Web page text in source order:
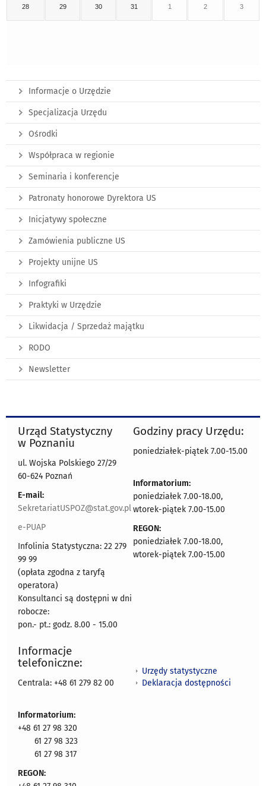
28 29 30 31 1 2 3
Informacje o Urzędzie
Specjalizacja Urzędu
Ośrodki
Współpraca w regionie
Seminaria i konferencje
Patronaty honorowe Dyrektora US
Inicjatywy społeczne
Zamówienia publiczne US
Projekty unijne US
Infografiki
Praktyki w Urzędzie
Likwidacja / Sprzedaż majątku
RODO
Newsletter
Urząd Statystyczny
w Poznaniu
ul. Wojska Polskiego 27/29
60-624 Poznań
E-mail:
SekretariatUSPOZ@stat.gov.pl
e-PUAP
Infolinia Statystyczna: 22 279
99 99
(opłata zgodna z taryfą
operatora)
Konsultanci są dostępni w dni
robocze:
pon.- pt.: godz. 8.00 - 15.00
Godziny pracy Urzędu:
poniedziałek-piątek 7.00-15.00
Informatorium:
poniedziałek 7.00-18.00,
wtorek-piątek 7.00-15.00
REGON:
poniedziałek 7.00-18.00,
wtorek-piątek 7.00-15.00
Informacje
telefoniczne:
Centrala: +48 61 279 82 00
Informatorium:
+48 61 27 98 320
61 27 98 323
61 27 98 317
REGON:
Urzędy statystyczne
Deklaracja dostępności